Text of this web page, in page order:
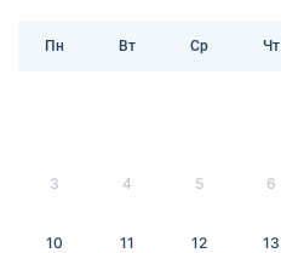
Пн Вт Ср Чт
3 4 5 6
10 11 12 13